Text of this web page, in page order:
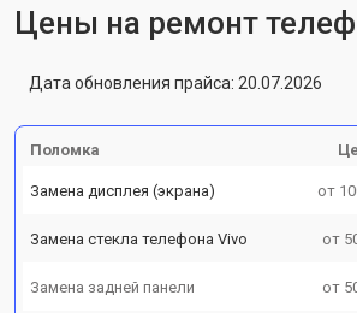
Цены на ремонт
Дата обновления прайса: 20.07.2026
Поломка
Замена дисплея (экрана) от
Замена стекла телефона Vivo от
Замена задней панели от